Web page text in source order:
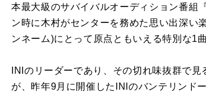
本最大級のサバイバルオーディション番組
ン時に木村がセンターを務めた思い出深い
ンネーム)にとって原点ともいえる特別な1曲
INIのリーダーであり、その切れ味抜群で
が、昨年9月に開催したINIのバンテリンド